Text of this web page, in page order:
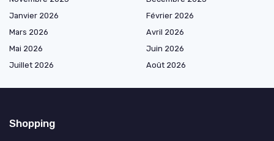
Janvier 2026
Février 2026
Mars 2026
Avril 2026
Mai 2026
Juin 2026
Juillet 2026
Août 2026
Shopping